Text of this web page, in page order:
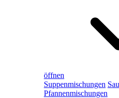
öffnen
Suppenmischungen
Pfannenmischungen